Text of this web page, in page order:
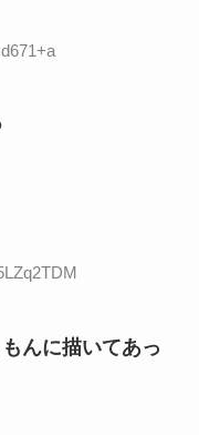
んに描いてあっ